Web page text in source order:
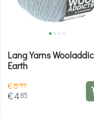
Lang Yarns
Earth
€695
€485